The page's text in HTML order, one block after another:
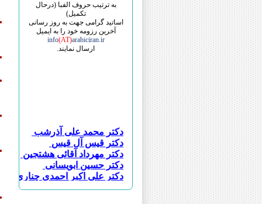
به ترتیب حروف الفبا (درحال
تکمیل)
اساتید گرامی جهت به روز رسانی
آخرین رزومه خود را به ایمیل
info(AT)arabiciran.ir
ارسال نمایند.
دکتر محمد علی آذرشب
دکتر قیس آل قیس
دکتر مهرداد آقائی هشتجین
دکتر حسین ابویسانی
دکتر علی اکبر احمدی چناری
دکتر احسان اسماعیلی طاهری
دکتر سجاد اسماعیلی
•
•
•
•
•
•